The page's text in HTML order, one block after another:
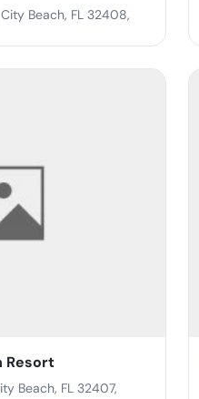
Beach, FL 32408,
Resort
Beach, FL 32407,